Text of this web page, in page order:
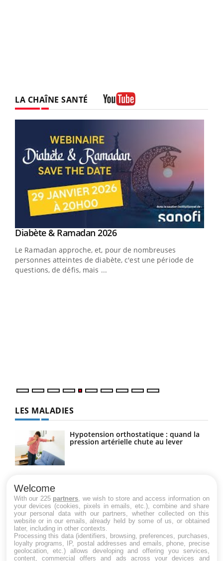
LA CHAÎNE SANTÉ
Youtube
Diabète & Ramadan 2026Youtube
Le Ramadan approche, et, pour de nombreuses
personnes atteintes de diabète, c'est une période de
questions, de défis, mais ...
LES MALADIES
Hypotension orthostatique : quand la
pression artérielle chute au lever
Maladie de Charcot (Sclérose latérale
amyotrophique)
Welcome
With our 225 partners , we wish to store and access information on
your devices (cookies, pixels in emails, etc.), combine and share
your personal data with our partners, whether collected on this
website or in our emails, already held by some of us, or obtained
later, including in other contexts.
Processing this data (identifiers, browsing, preferences, purchases,
loyalty programs, IP, postal addresses and emails, phone, precise
geolocation, etc.) allows developing and offering you services,
content, commercial offers and ads across your devices and